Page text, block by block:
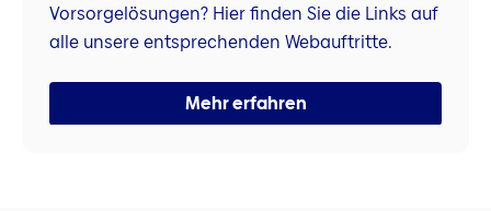
Vorsorgelösungen? Hier finden Sie die Links auf
alle unsere entsprechenden Webauftritte.
Mehr erfahren